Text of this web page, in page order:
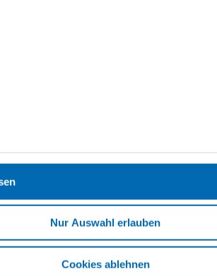
Nur Auswahl erlauben
Cookies ablehnen
montiert, während des Bearbeitens nicht
die Säge geführt wird. Je nach Bedarf
bringt und den präzisen Schnitt
– ausgeklügelte
für hohe Fertigungsqualität
Komponenten über eine hohe Stabilität
die verwindungssteife